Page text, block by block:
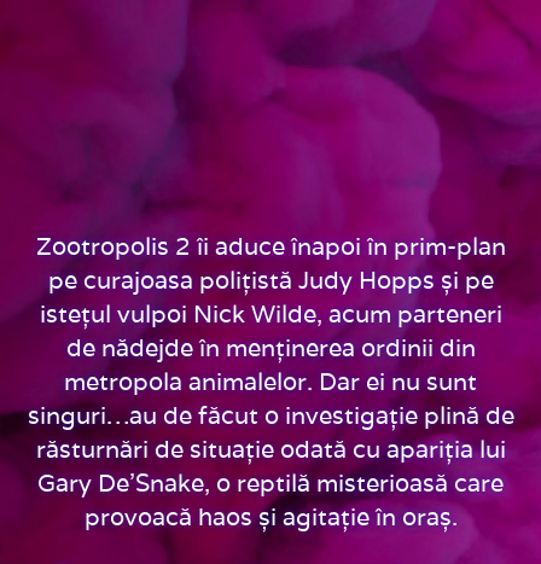
Zootropolis 2 îi aduce înapoi în prim-plan
pe curajoasa polițistă Judy Hopps și pe
istețul vulpoi Nick Wilde, acum parteneri
de nădejde în menținerea ordinii din
metropola animalelor. Dar ei nu sunt
singuri…au de făcut o investigație plină de
răsturnări de situație odată cu apariția lui
Gary De’Snake, o reptilă misterioasă care
provoacă haos și agitație în oraș.